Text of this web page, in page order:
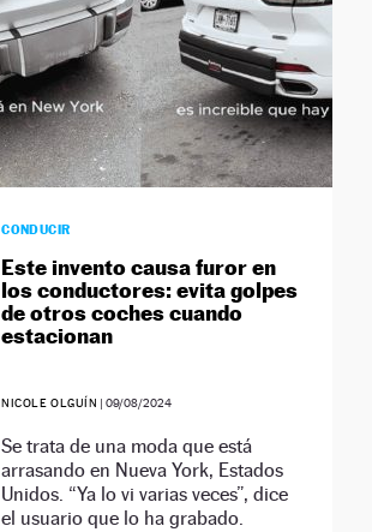
CONDUCIR
Este invento causa furor en
los conductores: evita golpes
de otros coches cuando
estacionan
NICOLE OLGUÍN |09/08/2024
Se trata de una moda que está
arrasando en Nueva York, Estados
Unidos. “Ya lo vi varias veces”, dice
el usuario que lo ha grabado.